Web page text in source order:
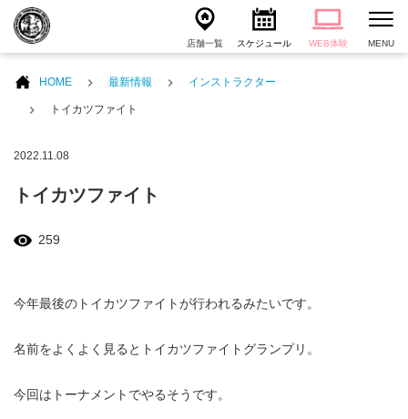
店舗一覧 スケジュール WEB体験 MENU
HOME 最新情報 インストラクター
トイカツファイト
2022.11.08
トイカツファイト
259
今年最後のトイカツファイトが行われるみたいです。
名前をよくよく見るとトイカツファイトグランプリ。
今回はトーナメントでやるそうです。